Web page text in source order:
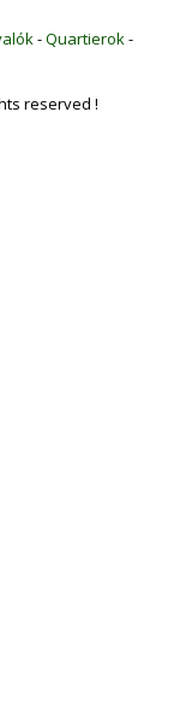
-Quartierok -
reserved !